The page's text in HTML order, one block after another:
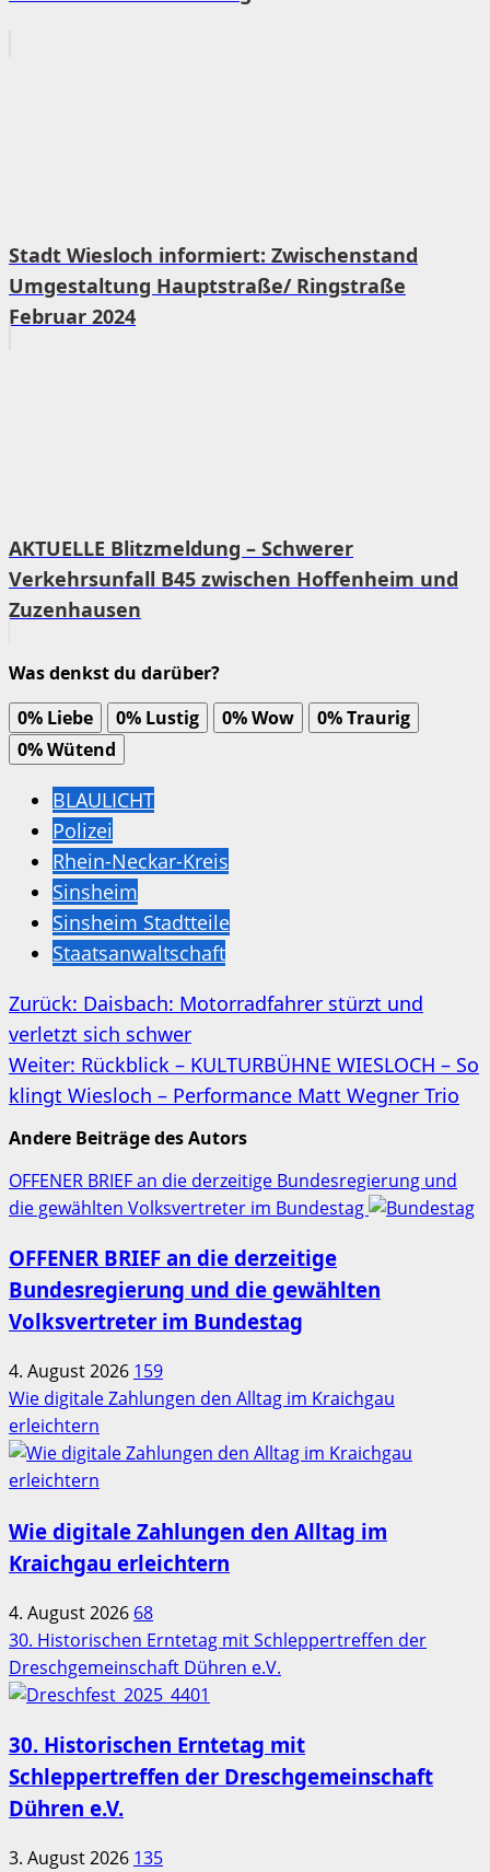
Stadt Wiesloch informiert: Zwischenstand
Umgestaltung Hauptstraße/ Ringstraße
Februar 2024
AKTUELLE Blitzmeldung – Schwerer
Verkehrsunfall B45 zwischen Hoffenheim und
Zuzenhausen
Was denkst du darüber?
0% Liebe 0% Lustig 0%Wow 0%Traurig
0%Wütend
BLAULICHT
Polizei
Rhein-Neckar-Kreis
Sinsheim
Sinsheim Stadtteile
Staatsanwaltschaft
Beitragsnavigation
Zurück: Daisbach: Motorradfahrer stürzt und
verletzt sich schwer
Weiter: Rückblick – KULTURBÜHNE WIESLOCH – So
klingt Wiesloch – Performance Matt Wegner Trio
Andere Beiträge des Autors
OFFENER BRIEF an die derzeitige Bundesregierung und
die gewählten Volksvertreter im Bundestag
OFFENER BRIEF an die derzeitige
Bundesregierung und die gewählten
Volksvertreter im Bundestag
4. August 2026 159
Wie digitale Zahlungen den Alltag im Kraichgau
erleichtern
Wie digitale Zahlungen den Alltag im
Kraichgau erleichtern
4. August 2026 68
30. Historischen Erntetag mit Schleppertreffen der
Dreschgemeinschaft Dühren e.V.
30. Historischen Erntetag mit
Schleppertreffen der Dreschgemeinschaft
Dühren e.V.
3. August 2026 135